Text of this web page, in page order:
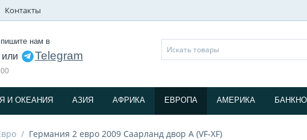
Контакты
нам в
или Telegram
И ОКЕАНИЯ АЗИЯ АФРИКА ЕВРОПА АМЕРИКА
/ Германия 2 евро 2009 Саарланд двор A (VF-XF)